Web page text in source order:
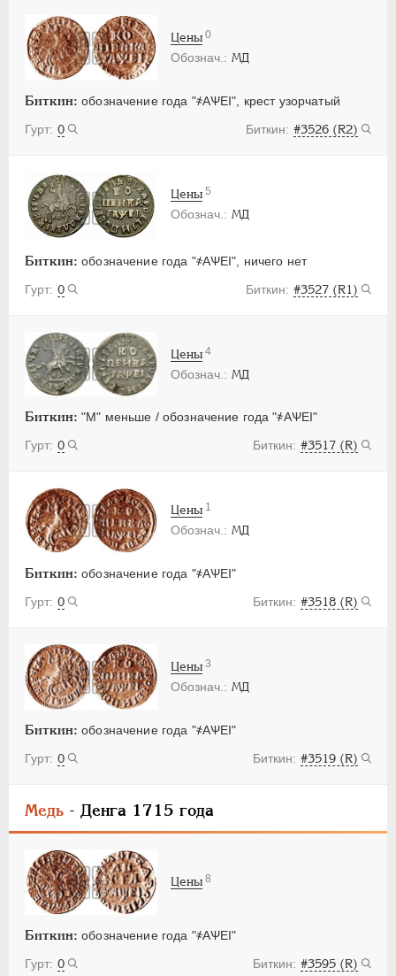
МД
Биткин: обозначение года "҂АѰЕI", крест узорчатый
0
#3526 (R2)
Цены 0
МД
Биткин: обозначение года "҂АѰЕI", ничего нет
0
#3527 (R1)
Цены 5
МД
Биткин: "М" меньше / обозначение года "҂АѰЕI"
0
#3517 (R)
Цены 4
МД
Биткин: обозначение года "҂АѰЕI"
0
#3518 (R)
Цены 1
МД
Биткин: обозначение года "҂АѰЕI"
0
#3519 (R)
Цены 3
Медь - Денга 1715 года
Биткин: обозначение года "҂АѰЕI"
0
#3595 (R)
Цены 8